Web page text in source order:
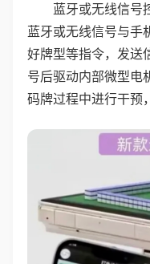
蓝牙或无线信号
蓝牙或无线信号与手
好牌型等指令，发送
号后驱动内部微型电
码牌过程中进行干预